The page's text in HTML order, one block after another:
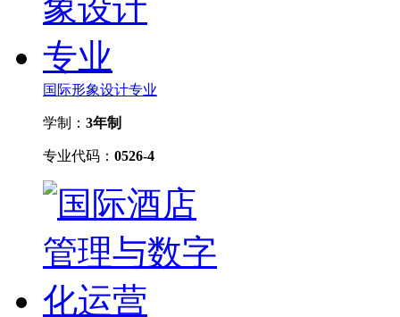
国际形象设计专业
学制： 3年制
专业代码： 0526-4